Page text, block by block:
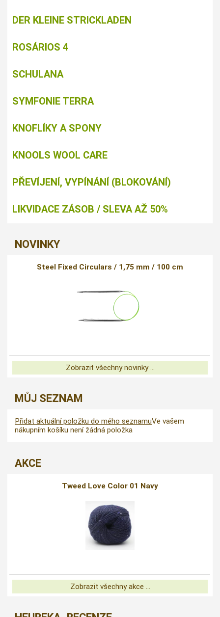
DER KLEINE STRICKLADEN
ROSÁRIOS 4
SCHULANA
SYMFONIE TERRA
KNOFLÍKY A SPONY
KNOOLS WOOL CARE
PŘEVÍJENÍ, VYPÍNÁNÍ (BLOKOVÁNÍ)
LIKVIDACE ZÁSOB / SLEVA AŽ 50%
NOVINKY
Steel Fixed Circulars / 1,75 mm / 100 cm
Zobrazit všechny novinky ...
MŮJ SEZNAM
Přidat aktuální položku do mého seznamuVe vašem
nákupním košíku není žádná položka
AKCE
Tweed Love Color 01 Navy
Zobrazit všechny akce ...